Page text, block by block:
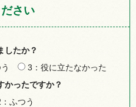
さい
したか？
3：役に立たなかった
かったですか？
ふつう